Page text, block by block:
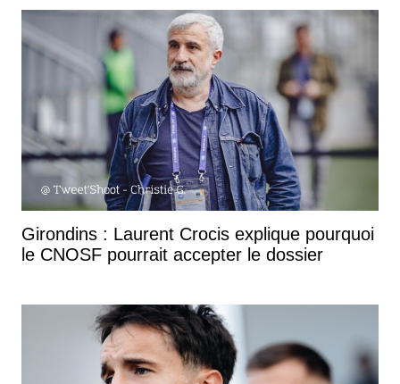
Girondins : Laurent Crocis explique pourquoi
le CNOSF pourrait accepter le dossier